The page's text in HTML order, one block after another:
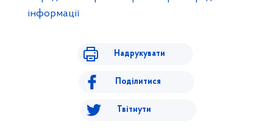
інформації
Надрукувати
Поділитися
Твітнути